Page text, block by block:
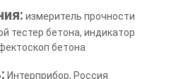
измеритель прочности
тестер бетона, индикатор
бетона
Интерприбор, Россия